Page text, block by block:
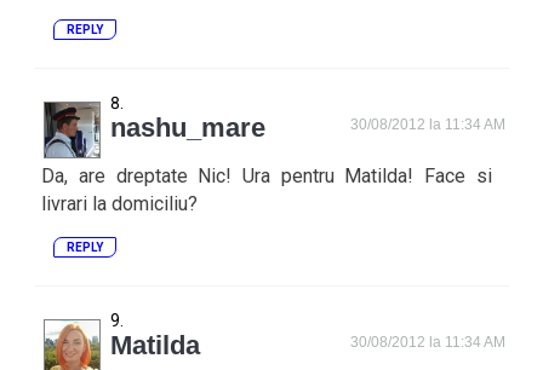
REPLY
nashu_mare 30/08/2012 la 11:34 AM
Da, are dreptate Nic! Ura pentru Matilda! Face si
livrari la domiciliu?
REPLY
Matilda 30/08/2012 la 11:34 AM